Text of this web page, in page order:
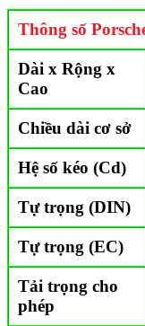
Thông số
Dài x Rộng x
Cao
Chiều dài cơ sở
Hệ số kéo (Cd)
Tự trọng (DIN)
Tự trọng (EC)
Tải trọng cho
phép